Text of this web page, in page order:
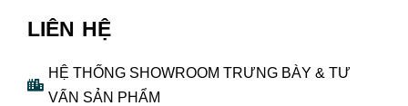
LIÊN HỆ
HỆ THỐNG SHOWROOM TRƯNG BÀY & TƯ
VẤN SẢN PHẨM